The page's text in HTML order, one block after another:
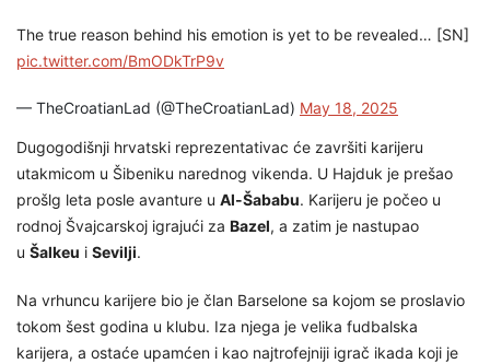
The true reason behind his emotion is yet to be revealed… [SN]
pic.twitter.com/BmODkTrP9v
— TheCroatianLad (@TheCroatianLad) May 18, 2025
Dugogodišnji hrvatski reprezentativac će završiti karijeru
utakmicom u Šibeniku narednog vikenda. U Hajduk je prešao
prošlg leta posle avanture u Al-Šababu. Karijeru je počeo u
rodnoj Švajcarskoj igrajući za Bazel, a zatim je nastupao
u Šalkeu i Sevilji.
Na vrhuncu karijere bio je član Barselone sa kojom se proslavio
tokom šest godina u klubu. Iza njega je velika fudbalska
karijera, a ostaće upamćen i kao najtrofejniji igrač ikada koji je